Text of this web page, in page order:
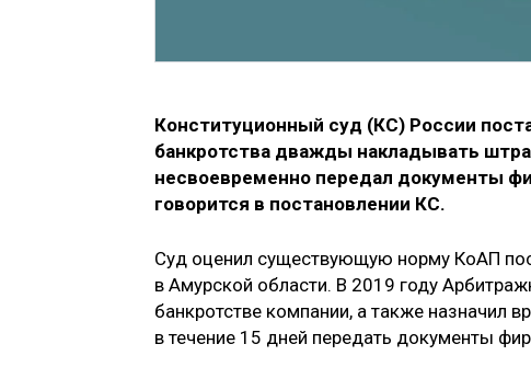
Конституционный суд (КС) России
банкротства дважды накладывать
несвоевременно передал документы
говорится в постановлении КС.
Суд оценил существующую норму КоАП
в Амурской области. В 2019 году
банкротстве компании, а также назначил
в течение 15 дней передать документы